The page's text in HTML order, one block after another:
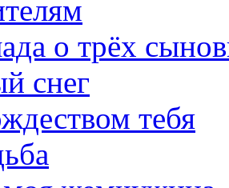
о трёх
снег
тебя